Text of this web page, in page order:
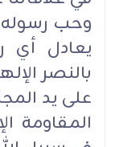
وحب رسوله
يعادل أي
بالنصر
على يد
المقاومة